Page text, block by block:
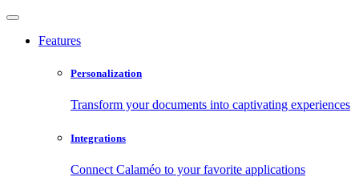
Features
Personalization
Transform your documents into captivating experiences
Integrations
Connect Calaméo to your favorite applications